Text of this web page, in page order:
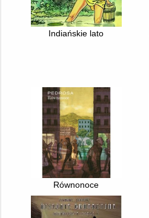
Indiańskie lato
Równonoce